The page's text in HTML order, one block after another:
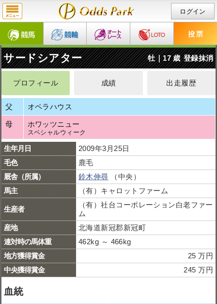
ログイン
サードシアター 牡｜17 歳 登録抹消
プロフィール 成績 出走履歴
父 オペラハウス
母 ホワッツニュー
スペシャルウィーク
生年月日
2009年3月25日
毛色
鹿毛
厩舎（所属）
鈴木伸尋 （中央）
馬主
（有）キャロットファーム
生産者
（有）社台コーポレーション白老ファー
ム
産地
北海道新冠郡新冠町
連対時の馬体重
462kg ～ 466kg
地方獲得賞金
25 万円
中央獲得賞金
245 万円
血統